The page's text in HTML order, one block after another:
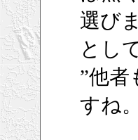
選び
とし
”他
すね